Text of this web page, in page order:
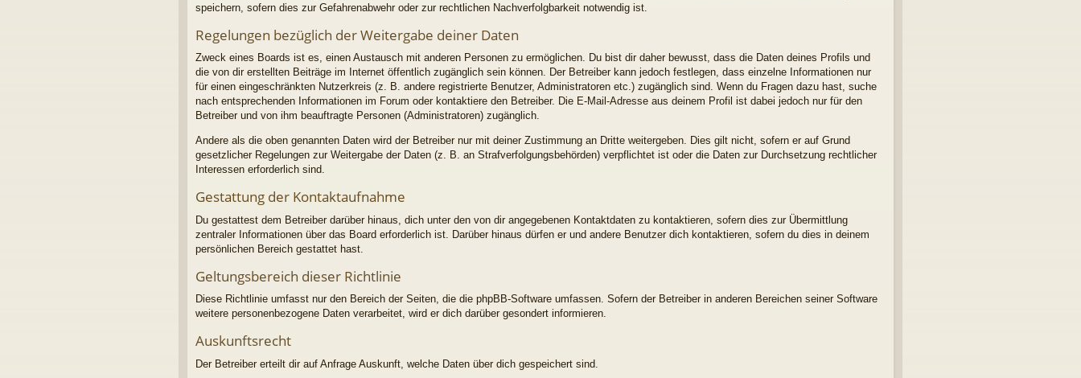
speichern, sofern dies zur Gefahrenabwehr oder zur rechtlichen Nachverfolgbarkeit notwendig ist.
Regelungen bezüglich der Weitergabe deiner Daten
Zweck eines Boards ist es, einen Austausch mit anderen Personen zu ermöglichen. Du bist dir daher bewusst, dass die Daten deines Profils und
die von dir erstellten Beiträge im Internet öffentlich zugänglich sein können. Der Betreiber kann jedoch festlegen, dass einzelne Informationen nur
für einen eingeschränkten Nutzerkreis (z. B. andere registrierte Benutzer, Administratoren etc.) zugänglich sind. Wenn du Fragen dazu hast, suche
nach entsprechenden Informationen im Forum oder kontaktiere den Betreiber. Die E-Mail-Adresse aus deinem Profil ist dabei jedoch nur für den
Betreiber und von ihm beauftragte Personen (Administratoren) zugänglich.
Andere als die oben genannten Daten wird der Betreiber nur mit deiner Zustimmung an Dritte weitergeben. Dies gilt nicht, sofern er auf Grund
gesetzlicher Regelungen zur Weitergabe der Daten (z. B. an Strafverfolgungsbehörden) verpflichtet ist oder die Daten zur Durchsetzung rechtlicher
Interessen erforderlich sind.
Gestattung der Kontaktaufnahme
Du gestattest dem Betreiber darüber hinaus, dich unter den von dir angegebenen Kontaktdaten zu kontaktieren, sofern dies zur Übermittlung
zentraler Informationen über das Board erforderlich ist. Darüber hinaus dürfen er und andere Benutzer dich kontaktieren, sofern du dies in deinem
persönlichen Bereich gestattet hast.
Geltungsbereich dieser Richtlinie
Diese Richtlinie umfasst nur den Bereich der Seiten, die die phpBB-Software umfassen. Sofern der Betreiber in anderen Bereichen seiner Software
weitere personenbezogene Daten verarbeitet, wird er dich darüber gesondert informieren.
Auskunftsrecht
Der Betreiber erteilt dir auf Anfrage Auskunft, welche Daten über dich gespeichert sind.